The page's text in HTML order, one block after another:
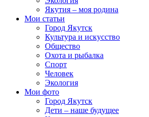
Якутия – моя родина
Мои статьи
Город Якутск
Культура и искусство
Общество
Охота и рыбалка
Спорт
Человек
Экология
Мои фото
Город Якутск
Дети – наше будущее